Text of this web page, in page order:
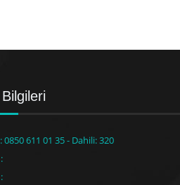
Bilgileri
: 0850 611 01 35 - Dahili: 320
:
: